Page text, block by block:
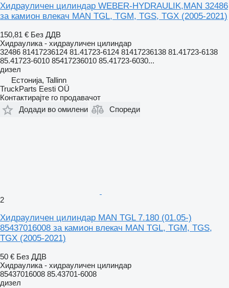
Хидрауличен цилиндар WEBER-HYDRAULIK,MAN 32486
за камион влекач MAN TGL, TGM, TGS, TGX (2005-2021)
150,81 € Без ДДВ
Хидраулика - хидрауличен цилиндар
32486 81417236124 81.41723-6124 81417236138 81.41723-6138
85.41723-6010 85417236010 85.41723-6030...
дизел
Естонија, Tallinn
TruckParts Eesti OÜ
Контактирајте го продавачот
Додади во омилени
Спореди
2
Хидрауличен цилиндар MAN TGL 7.180 (01.05-)
85437016008 за камион влекач MAN TGL, TGM, TGS,
TGX (2005-2021)
50 € Без ДДВ
Хидраулика - хидрауличен цилиндар
85437016008 85.43701-6008
дизел